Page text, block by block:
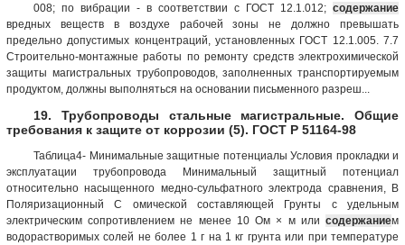
008; по вибрации - в соответствии с ГОСТ 12.1.012; содержание
вредных веществ в воздухе рабочей зоны не должно превышать
предельно допустимых концентраций, установленных ГОСТ 12.1.005. 7.7
Строительно-монтажные работы по ремонту средств электрохимической
защиты магистральных трубопроводов, заполненных транспортируемым
продуктом, должны выполняться на основании письменного разреш...
19. Трубопроводы стальные магистральные. Общие
требования к защите от коррозии (5). ГОСТ Р 51164-98
Таблица4- Минимальные защитные потенциалы Условия прокладки и
эксплуатации трубопровода Минимальный защитный потенциал
относительно насыщенного медно-сульфатного электрода сравнения, В
Поляризационный С омической составляющей Грунты с удельным
электрическим сопротивлением не менее 10 Ом × м или содержанием
водорастворимых солей не более 1 г на 1 кг грунта или при температуре